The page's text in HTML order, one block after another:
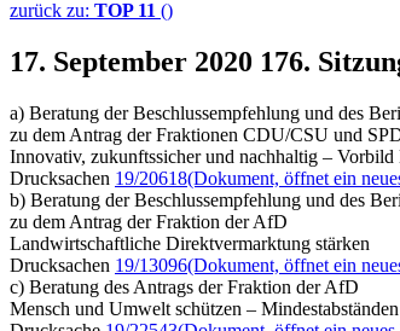
zurück zu: TOP 11 ()
17. September 2020 176.
a) Beratung der Beschlussempfehlung und des
zu dem Antrag der Fraktionen CDU/CSU und
Innovativ, zukunftssicher und nachhaltig –
Drucksachen 19/20618(Dokument, öffnet ein
b) Beratung der Beschlussempfehlung und des
zu dem Antrag der Fraktion der AfD
Landwirtschaftliche Direktvermarktung stärken
Drucksachen 19/13096(Dokument, öffnet ein
c) Beratung des Antrags der Fraktion der AfD
Mensch und Umwelt schützen –